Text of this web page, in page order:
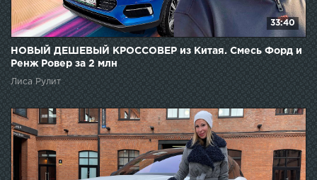
33:40
НОВЫЙ ДЕШЕВЫЙ КРОССОВЕР из Китая. Смесь Форд и
Ренж Ровер за 2 млн
Лиса Рулит